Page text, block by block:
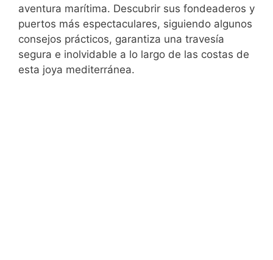
aventura marítima. Descubrir sus fondeaderos y
puertos más espectaculares, siguiendo algunos
consejos prácticos, garantiza una travesía
segura e inolvidable a lo largo de las costas de
esta joya mediterránea.